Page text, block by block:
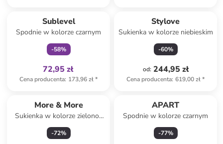
Sublevel
Spodnie w kolorze czarnym
-58%
72,95 zł
Cena producenta: 173,96 zł*
Stylove
Sukienka w kolorze niebieskim
-60%
od: 244,95 zł
Cena producenta: 619,00 zł*
More & More
Sukienka w kolorze zielono-
kremowym
-72%
APART
Spodnie w kolorze czarnym
-77%